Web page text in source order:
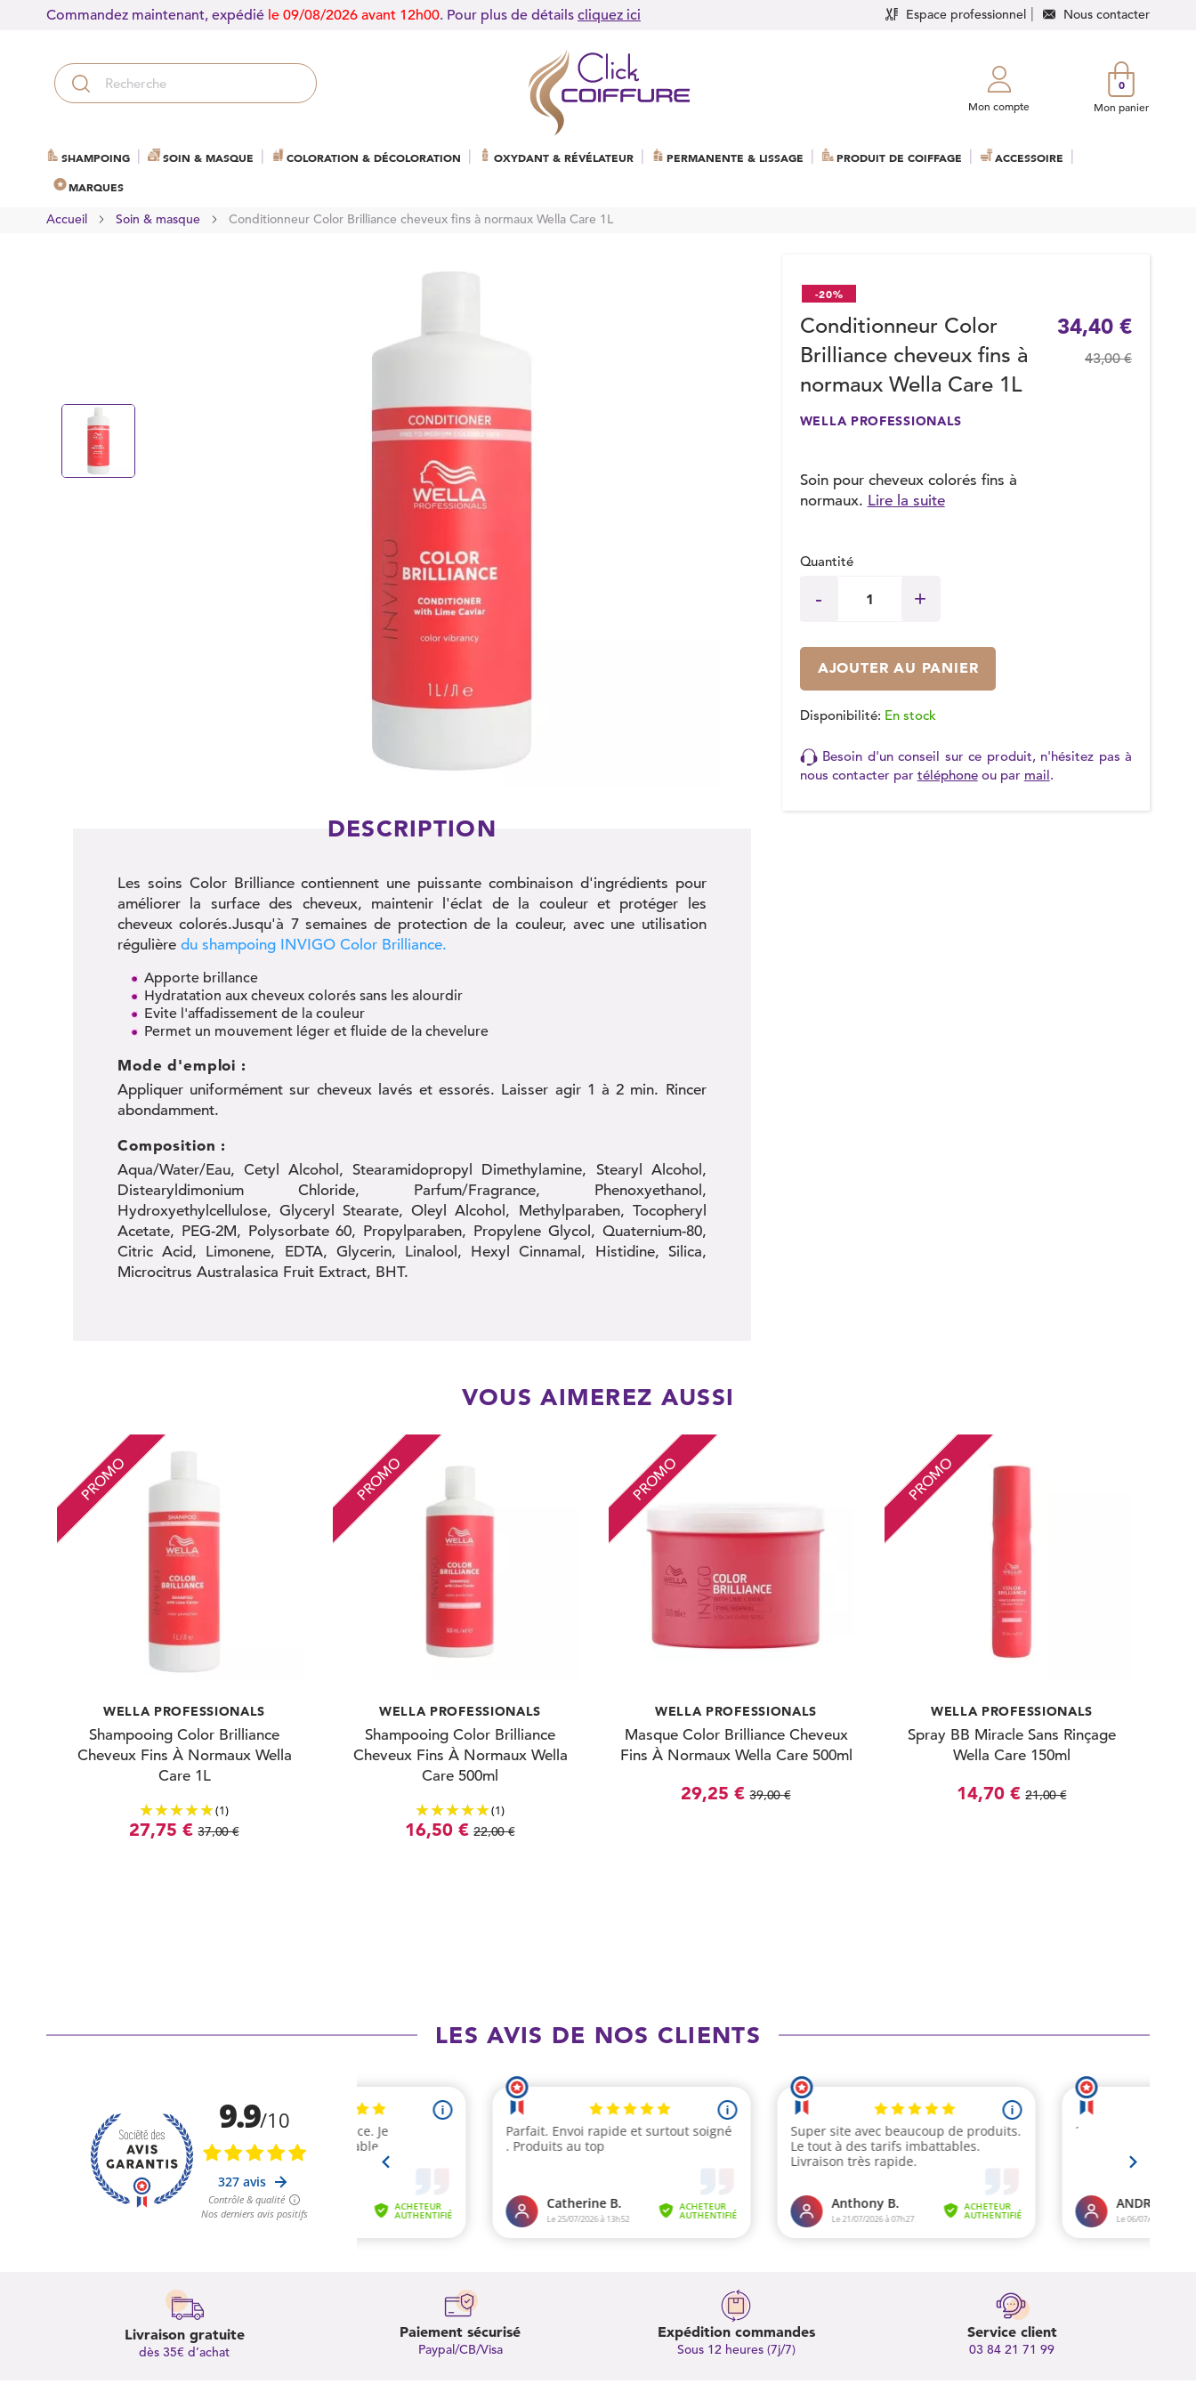
Commandez maintenant, expédié le 09/08/2026 avant 12h00. Pour plus de détails cliquez ici Espace professionnel Nous contacter
Mon compte
0
Mon panier
SHAMPOING SOIN & MASQUE COLORATION & DÉCOLORATION OXYDANT & RÉVÉLATEUR PERMANENTE & LISSAGE PRODUIT DE COIFFAGE ACCESSOIRE
MARQUES
Accueil Soin & masque Conditionneur Color Brilliance cheveux fins à normaux Wella Care 1L
-20%
Conditionneur Color
Brilliance cheveux fins à
normaux Wella Care 1L
WELLA PROFESSIONALS
Soin pour cheveux colorés fins à
normaux. Lire la suite
34,40 €
43,00 €
Quantité
AJOUTER AU PANIER
Disponibilité: En stock
Besoin d'un conseil sur ce produit, n'hésitez pas à
nous contacter par téléphoneou par mail.
DESCRIPTION
Les soins Color Brilliance contiennent une puissante combinaison d'ingrédients pour
améliorer la surface des cheveux, maintenir l'éclat de la couleur et protéger les
cheveux colorés.Jusqu'à 7 semaines de protection de la couleur, avec une utilisation
régulière du shampoing INVIGO Color Brilliance.
Apporte brillance
Hydratation aux cheveux colorés sans les alourdir
Evite l'affadissement de la couleur
Permet un mouvement léger et fluide de la chevelure
Mode d'emploi :
Appliquer uniformément sur cheveux lavés et essorés. Laisser agir 1 à 2 min. Rincer
abondamment.
Composition :
Aqua/Water/Eau, Cetyl Alcohol, Stearamidopropyl Dimethylamine, Stearyl Alcohol,
Distearyldimonium Chloride, Parfum/Fragrance, Phenoxyethanol,
Hydroxyethylcellulose, Glyceryl Stearate, Oleyl Alcohol, Methylparaben, Tocopheryl
Acetate, PEG-2M, Polysorbate 60, Propylparaben, Propylene Glycol, Quaternium-80,
Citric Acid, Limonene, EDTA, Glycerin, Linalool, Hexyl Cinnamal, Histidine, Silica,
Microcitrus Australasica Fruit Extract, BHT.
VOUS AIMEREZ AUSSI
PROMO
WELLA PROFESSIONALS
Shampooing Color Brilliance
Cheveux Fins À Normaux Wella
Care 1L
(1)
27,75 € 37,00 €
PROMO
WELLA PROFESSIONALS
Shampooing Color Brilliance
Cheveux Fins À Normaux Wella
Care 500ml
(1)
16,50 € 22,00 €
PROMO
WELLA PROFESSIONALS
Masque Color Brilliance Cheveux
Fins À Normaux Wella Care 500ml
29,25 € 39,00 €
PROMO
WELLA PROFESSIONALS
Spray BB Miracle Sans Rinçage
Wella Care 150ml
14,70 € 21,00 €
LES AVIS DE NOS CLIENTS
Livraison gratuite
dès 35€ d’achat
Paiement sécurisé
Paypal/CB/Visa
Expédition commandes
Sous 12 heures (7j/7)
Service client
03 84 21 71 99